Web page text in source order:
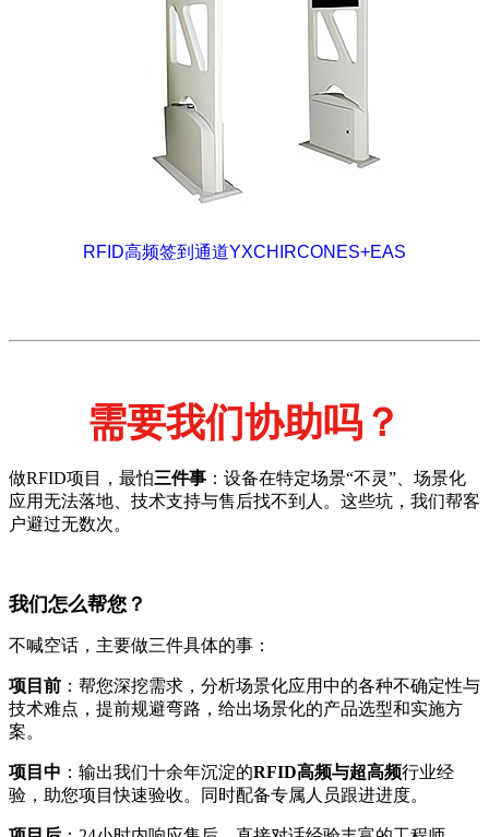
RFID高频签到通道YXCHIRCONES+EAS
需要我们协助吗？
做RFID项目，最怕三件事 ：设备在特定场景“不灵”、场景化
应用无法落地、技术支持与售后找不到人。这些坑，我们帮客
户避过无数次。
我们怎么帮您？
不喊空话，主要做三件具体的事：
项目前 ：帮您深挖需求，分析场景化应用中的各种不确定性与
技术难点，提前规避弯路，给出场景化的产品选型和实施方
案。
项目中 ：输出我们十余年沉淀的RFID高频与超高频行业经
验，助您项目快速验收。同时配备专属人员跟进进度。